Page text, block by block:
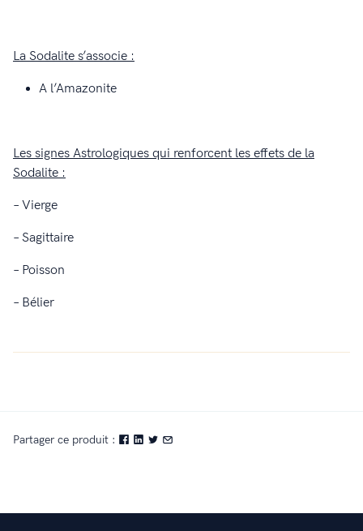
La Sodalite s’associe :
A l’Amazonite
Les signes Astrologiques qui renforcent les effets de la
Sodalite :
– Vierge
– Sagittaire
– Poisson
– Bélier
Partager ce produit :